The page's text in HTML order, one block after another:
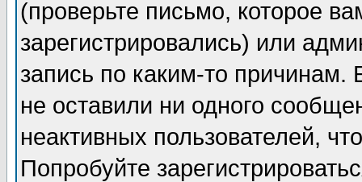
(проверьте письмо, которое
зарегистрировались) или
запись по каким-то
не оставили ни одного
неактивных пользователей,
Попробуйте